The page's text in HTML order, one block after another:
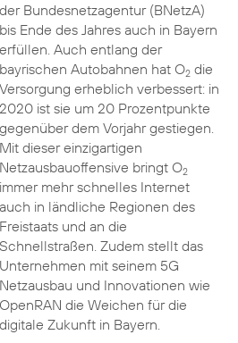
der Bundesnetzagentur (BNetzA)
bis Ende des Jahres auch in Bayern
erfüllen. Auch entlang der
bayrischen Autobahnen hat O2die
Versorgung erheblich verbessert: in
2020 ist sie um 20 Prozentpunkte
gegenüber dem Vorjahr gestiegen.
Mit dieser einzigartigen
Netzausbauoffensive bringt O2
immer mehr schnelles Internet
auch in ländliche Regionen des
Freistaats und an die
Schnellstraßen. Zudem stellt das
Unternehmen mit seinem 5G
Netzausbau und Innovationen wie
OpenRAN die Weichen für die
digitale Zukunft in Bayern.